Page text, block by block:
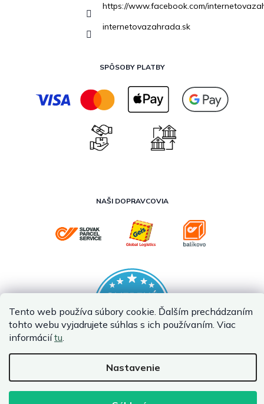
Tento web používa súbory cookie. Ďalším prechádzaním
tohto webu vyjadrujete súhlas s ich používaním. Viac
informáciítu.
Nastavenie
https://www.facebook.com/
internetovazahrada.sk
SPÔSOBY PLATBY
NAŠI DOPRAVCOVIA